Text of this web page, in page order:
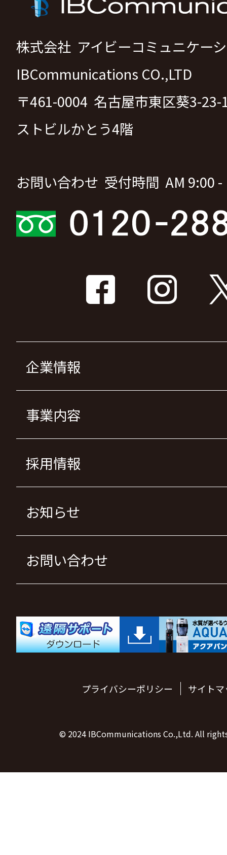
株式会社 アイビーコミュニケー
IBCommunications CO.,LTD
〒461-0004 名古屋市東区葵3-23-
ストビルかとう4階
お問い合わせ 受付時間 AM 9:00 -
企業情報
事業内容
採用情報
お知らせ
お問い合わせ
プライバシーポリシー サイト
© 2024 IBCommunications Co.,Ltd. All